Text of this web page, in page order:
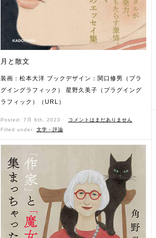
月と散文
装画：松本大洋 ブックデザイン：関口修男（プラ
グイングラフィック） 星野久美子（プラグイング
ラフィック）（URL）
Posted: 7月 6th, 2023 ˑ
コメントはまだありません
Filled under: 文学・評論